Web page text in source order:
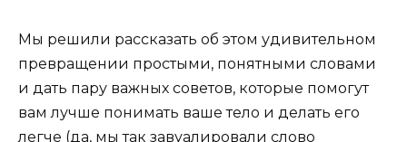
Мы решили рассказать об этом удивительном
превращении простыми, понятными словами
и дать пару важных советов, которые помогут
вам лучше понимать ваше тело и делать его
легче (да, мы так завуалировали слово